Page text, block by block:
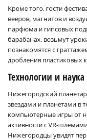
Кроме того, гости
вееров, магнитов и
парфюма и гипсовых
барабанах, возьмут
познакомятся с
дробления пластиковых
Технологии и наука
Нижегородский
звездами и планетами в
компьютерные игры от
активности с VR-
Нижегородцы увидят